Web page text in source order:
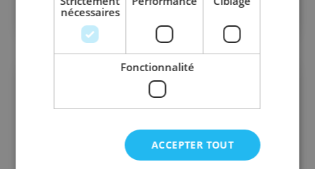
nécessaires
Fonctionnalité
ACCEPTER TOUT